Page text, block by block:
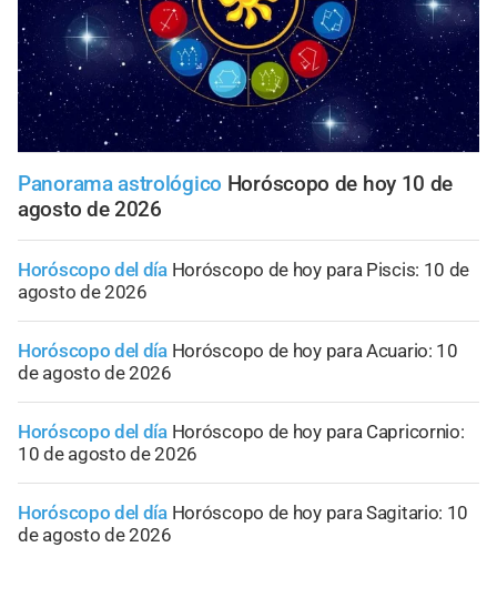
Panorama astrológico Horóscopo de hoy 10 de
agosto de 2026
Horóscopo del día Horóscopo de hoy para Piscis: 10 de
agosto de 2026
Horóscopo del día Horóscopo de hoy para Acuario: 10
de agosto de 2026
Horóscopo del día Horóscopo de hoy para Capricornio:
10 de agosto de 2026
Horóscopo del día Horóscopo de hoy para Sagitario: 10
de agosto de 2026